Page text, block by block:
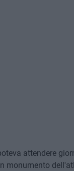
attendere
monumento